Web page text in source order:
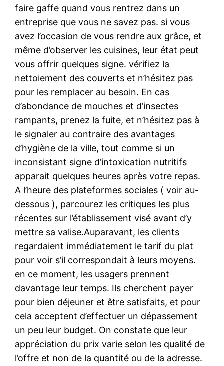
faire gaffe quand vous rentrez dans un
entreprise que vous ne savez pas. si vous
avez l’occasion de vous rendre aux grâce, et
même d’observer les cuisines, leur état peut
vous offrir quelques signe. vérifiez la
nettoiement des couverts et n’hésitez pas
pour les remplacer au besoin. En cas
d’abondance de mouches et d’insectes
rampants, prenez la fuite, et n’hésitez pas à
le signaler au contraire des avantages
d’hygiène de la ville, tout comme si un
inconsistant signe d’intoxication nutritifs
apparait quelques heures après votre repas.
A l’heure des plateformes sociales ( voir au-
dessous ), parcourez les critiques les plus
récentes sur l’établissement visé avant d’y
mettre sa valise.Auparavant, les clients
regardaient immédiatement le tarif du plat
pour voir s’il correspondait à leurs moyens.
en ce moment, les usagers prennent
davantage leur temps. Ils cherchent payer
pour bien déjeuner et être satisfaits, et pour
cela acceptent d’effectuer un dépassement
un peu leur budget. On constate que leur
appréciation du prix varie selon les qualité de
l’offre et non de la quantité ou de la adresse.